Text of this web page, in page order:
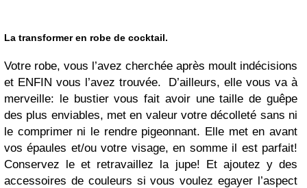
La transformer en robe de cocktail.
Votre robe, vous l’avez cherchée après moult indécisions
et ENFIN vous l’avez trouvée. D’ailleurs, elle vous va à
merveille: le bustier vous fait avoir une taille de guêpe
des plus enviables, met en valeur votre décolleté sans ni
le comprimer ni le rendre pigeonnant. Elle met en avant
vos épaules et/ou votre visage, en somme il est parfait!
Conservez le et retravaillez la jupe! Et ajoutez y des
accessoires de couleurs si vous voulez egayer l’aspect